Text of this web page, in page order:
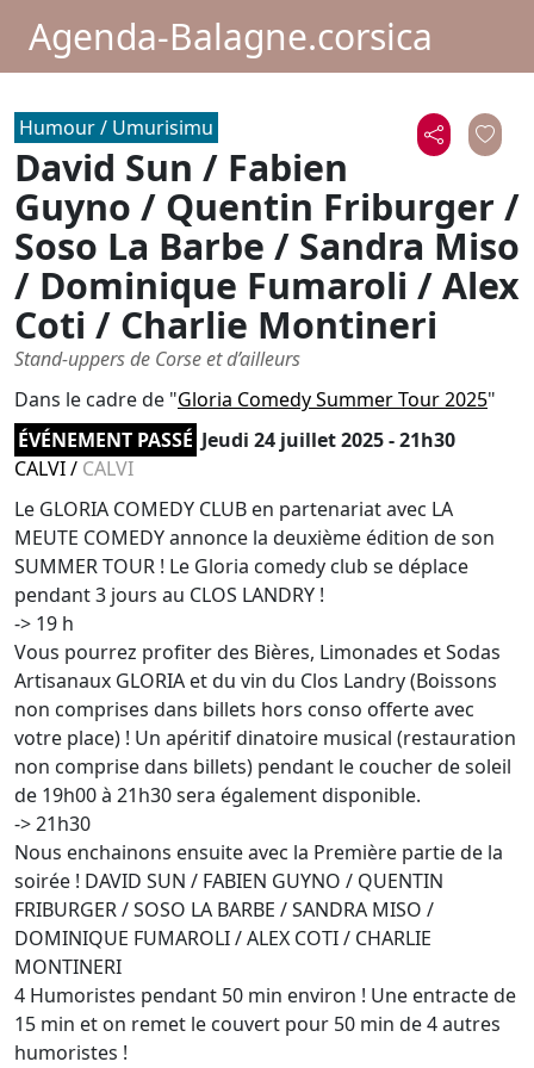
Agenda-Balagne.corsica
Humour / Umurisimu
David Sun / Fabien
Guyno / Quentin Friburger /
Soso La Barbe / Sandra Miso
/ Dominique Fumaroli / Alex
Coti / Charlie Montineri
Stand-uppers de Corse et d’ailleurs
Dans le cadre de "Gloria Comedy Summer Tour 2025"
ÉVÉNEMENT PASSÉ Jeudi 24 juillet 2025 - 21h30
CALVI/ CALVI
Le GLORIA COMEDY CLUB en partenariat avec LA
MEUTE COMEDY annonce la deuxième édition de son
SUMMER TOUR ! Le Gloria comedy club se déplace
pendant 3 jours au CLOS LANDRY !
-> 19 h
Vous pourrez profiter des Bières, Limonades et Sodas
Artisanaux GLORIA et du vin du Clos Landry (Boissons
non comprises dans billets hors conso offerte avec
votre place) ! Un apéritif dinatoire musical (restauration
non comprise dans billets) pendant le coucher de soleil
de 19h00 à 21h30 sera également disponible.
-> 21h30
Nous enchainons ensuite avec la Première partie de la
soirée ! DAVID SUN / FABIEN GUYNO / QUENTIN
FRIBURGER / SOSO LA BARBE / SANDRA MISO /
DOMINIQUE FUMAROLI / ALEX COTI / CHARLIE
MONTINERI
4 Humoristes pendant 50 min environ ! Une entracte de
15 min et on remet le couvert pour 50 min de 4 autres
humoristes !